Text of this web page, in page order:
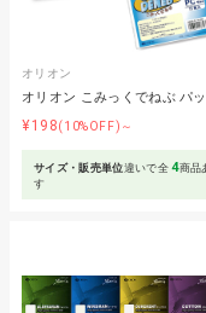
オリオン
オリオン こみっくでねぶ パ
¥198(10%OFF)～
サイズ・販売単位違いで全4商品
す